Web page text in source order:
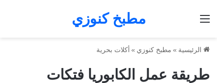
مطبخ كنوزي
الرئيسية » مطبخ كنوزي » أكلات بحرية
طريقة عمل الكابوريا فتكات